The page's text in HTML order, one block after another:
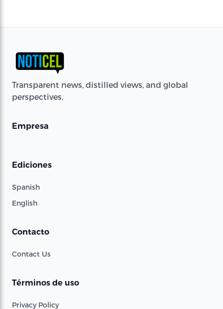
Transparent news, distilled views, and global
perspectives.
Empresa
Ediciones
Spanish
English
Contacto
Contact Us
Términos de uso
Privacy Policy